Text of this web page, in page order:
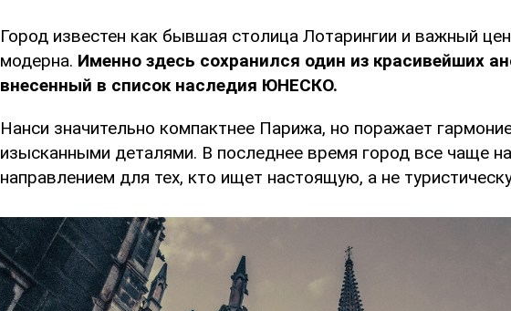
Город известен как бывшая столица Лотарингии и важный
модерна. Именно здесь сохранился один из красивейших
внесенный в список наследия ЮНЕСКО.
Нанси значительно компактнее Парижа, но поражает
изысканными деталями. В последнее время город все чаще
направлением для тех, кто ищет настоящую, а не